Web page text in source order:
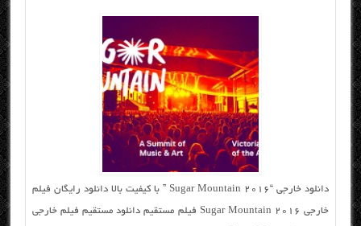
دانلود خارجی “Sugar Mountain 2016 ” با کیفیت بالا دانلود رایگان فیلم
خارجی Sugar Mountain 2016 فیلم مستقیم دانلود مستقیم فیلم خارجی